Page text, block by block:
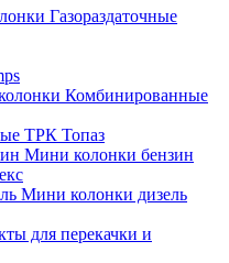
Газораздаточные
Комбинированные
ТРК Топаз
Мини колонки бензин
Мини колонки дизель